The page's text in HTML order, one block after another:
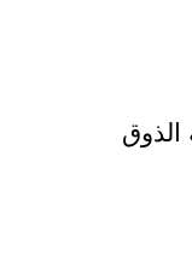
الذوق